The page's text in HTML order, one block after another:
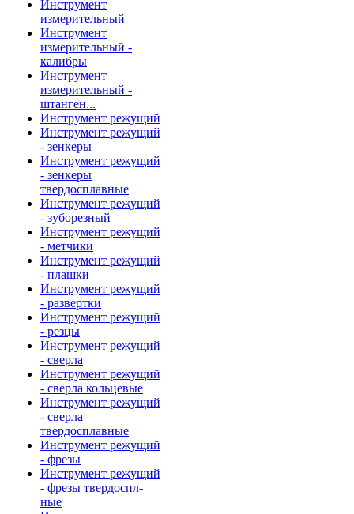
Инструмент
измерительный
Инструмент
измерительный -
калибры
Инструмент
измерительный -
штанген...
Инструмент режущий
Инструмент режущий
- зенкеры
Инструмент режущий
- зенкеры
твердосплавные
Инструмент режущий
- зуборезный
Инструмент режущий
- метчики
Инструмент режущий
- плашки
Инструмент режущий
- развертки
Инструмент режущий
- резцы
Инструмент режущий
- сверла
Инструмент режущий
- сверла кольцевые
Инструмент режущий
- сверла
твердосплавные
Инструмент режущий
- фрезы
Инструмент режущий
- фрезы твердоспл-
ные